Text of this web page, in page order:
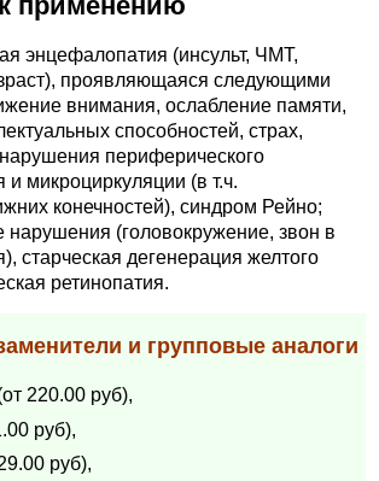
энцефалопатия (инсульт, ЧМТ,
проявляющаяся следующими
внимания, ослабление памяти,
способностей, страх,
периферического
микроциркуляции (в т.ч.
конечностей), синдром Рейно;
нарушения (головокружение, звон в
старческая дегенерация желтого
ретинопатия.
и групповые аналоги
220.00 руб),
руб),
руб),